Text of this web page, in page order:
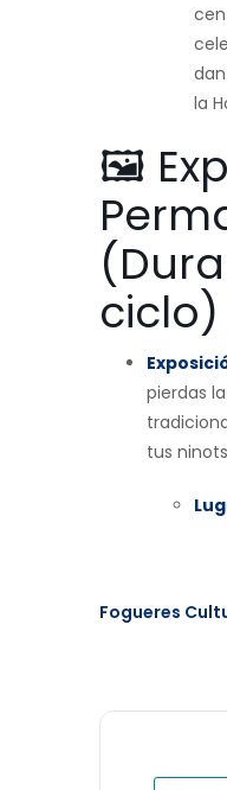
la
🖼️
ciclo)
pierdas
tus
Fogueres